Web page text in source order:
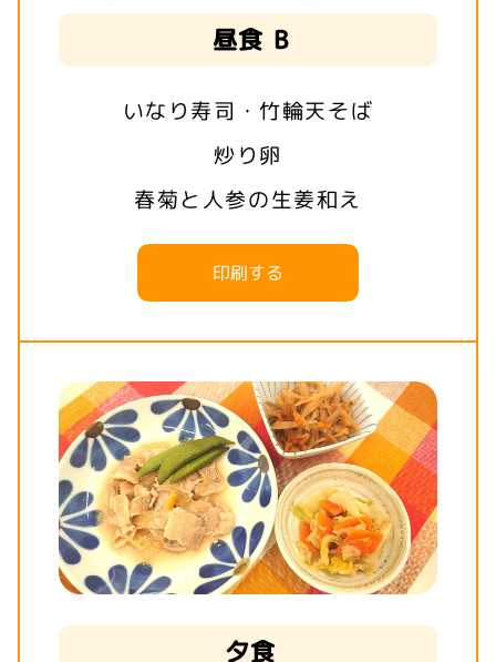
昼食 B
いなり寿司・竹輪天そば
炒り卵
春菊と人参の生姜和え
印刷する
夕食